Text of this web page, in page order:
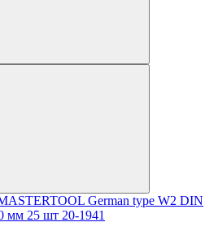
German type W2 DIN
мм 25 шт 20-1941